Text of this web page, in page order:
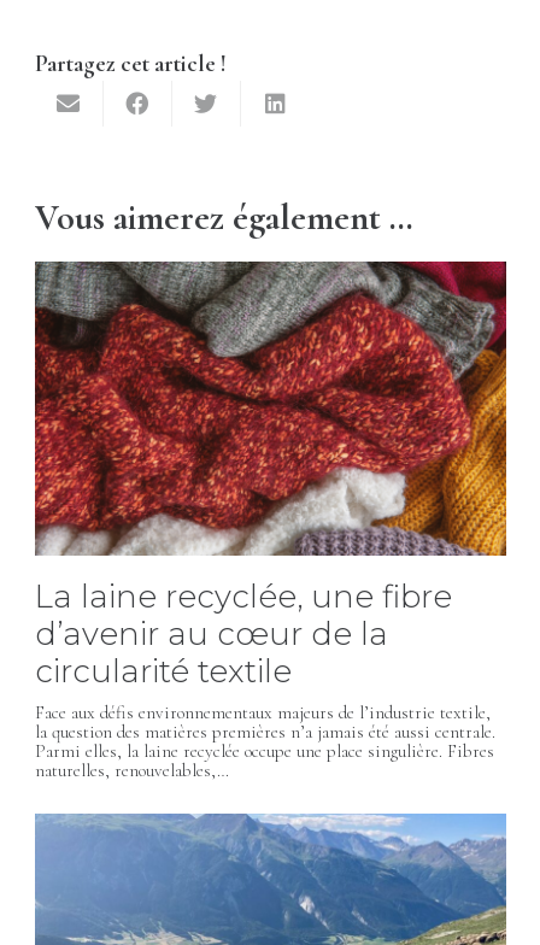
Partagez cet article !
Vous aimerez également …
La laine recyclée, une fibre
d’avenir au cœur de la
circularité textile
Face aux défis environnementaux majeurs de l’industrie textile,
la question des matières premières n’a jamais été aussi centrale.
Parmi elles, la laine recyclée occupe une place singulière. Fibres
naturelles, renouvelables,…